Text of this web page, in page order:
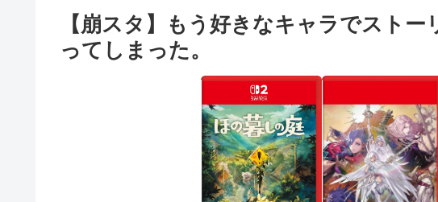
【崩スタ】もう好きなキャラでスト
ってしまった。